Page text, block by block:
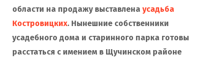
области на продажу выставлена усадьба
Костровицких. Нынешние собственники
усадебного дома и старинного парка готовы
расстаться с имением в Щучинском районе